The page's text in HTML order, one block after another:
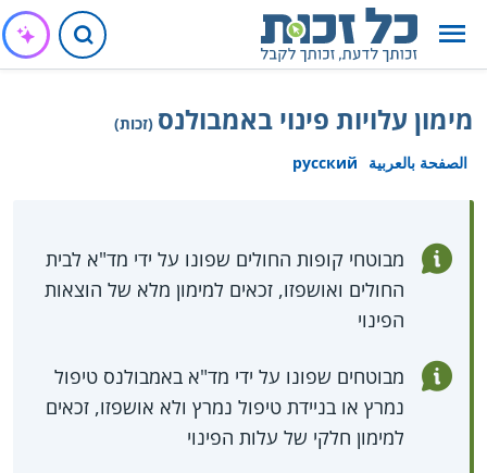
מימון עלויות פינוי באמבולנס (זכות)
الصفحة بالعربية
русский
מבוטחי קופות החולים שפונו על ידי מד"א לבית
החולים ואושפזו, זכאים למימון מלא של הוצאות
הפינוי
מבוטחים שפונו על ידי מד"א באמבולנס טיפול
נמרץ או בניידת טיפול נמרץ ולא אושפזו, זכאים
למימון חלקי של עלות הפינוי